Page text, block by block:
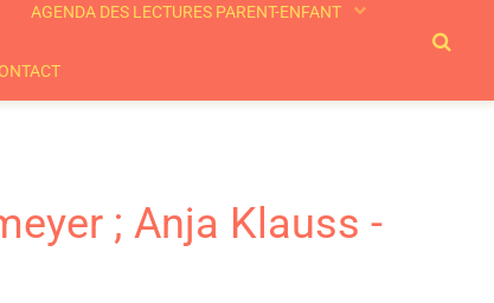
AGENDA DES LECTURES PARENT-ENFANT
; Anja Klauss -